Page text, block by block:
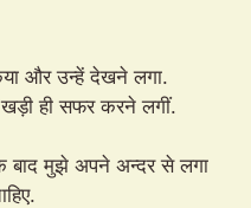
और उन्हें देखने लगा.
ही सफर करने लगीं.
मुझे अपने अन्दर से लगा